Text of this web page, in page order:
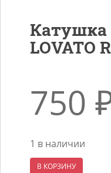
Катушка
LOVATO
750
1 в наличии
Количество
В КОРЗИНУ